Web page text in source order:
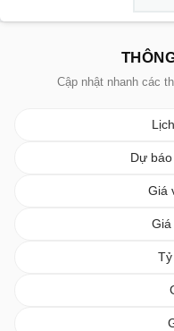
Cập nhật nhanh các
Dự
Giá
Giá